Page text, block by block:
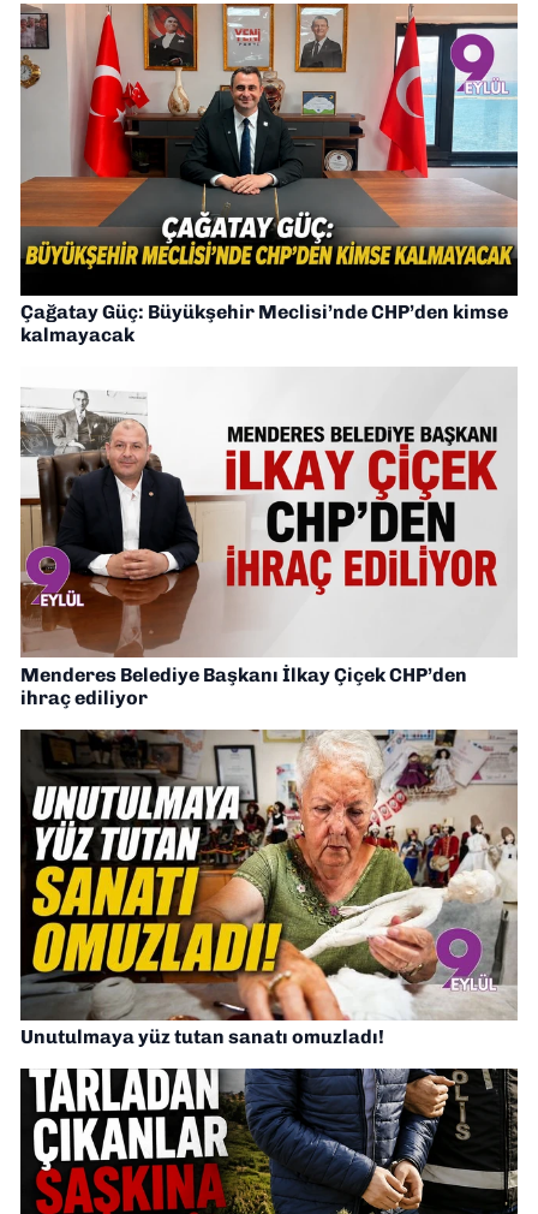
Çağatay Güç: Büyükşehir Meclisi’nde CHP’den kimse
kalmayacak
Menderes Belediye Başkanı İlkay Çiçek CHP’den
ihraç ediliyor
Unutulmaya yüz tutan sanatı omuzladı!